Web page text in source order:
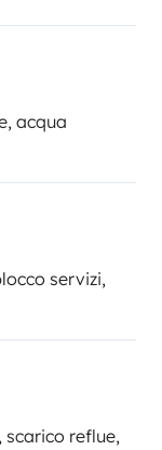
acqua
servizi,
reflue,